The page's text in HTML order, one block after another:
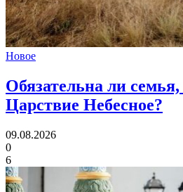
Новое
Обязательна ли семья,
Царствие Небесное?
09.08.2026
0
6